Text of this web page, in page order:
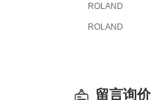
ROLAND
ROLAND
留言询价